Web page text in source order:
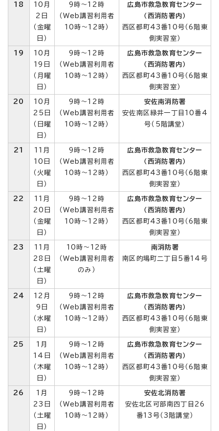
18
10月
2日
（金曜
日）
9時～12時
（Web講習利用者
10時～12時）
広島市救急教育センター
（西消防署内）
西区都町43番10号（6階東
側実習室）
19
10月
19日
（月曜
日）
9時～12時
（Web講習利用者
10時～12時）
広島市救急教育センター
（西消防署内）
西区都町43番10号（6階東
側実習室）
20
10月
25日
（日曜
日）
9時～12時
（Web講習利用者
10時～12時）
安佐南消防署
安佐南区緑井一丁目10番4
号（5階講堂）
21
11月
10日
（火曜
日）
9時～12時
（Web講習利用者
10時～12時）
広島市救急教育センター
（西消防署内）
西区都町43番10号（6階東
側実習室）
22
11月
20日
（金曜
日）
9時～12時
（Web講習利用者
10時～12時）
広島市救急教育センター
（西消防署内）
西区都町43番10号（6階東
側実習室）
23
11月
28日
（土曜
日）
10時～12時
（Web講習利用者
のみ）
南消防署
南区的場町二丁目5番14号
24
12月
9日
（水曜
日）
9時～12時
（Web講習利用者
10時～12時）
広島市救急教育センター
（西消防署内）
西区都町43番10号（6階東
側実習室）
25
1月
14日
（木曜
日）
9時～12時
（Web講習利用者
10時～12時）
広島市救急教育センター
（西消防署内）
西区都町43番10号（6階東
側実習室）
26
1月
23日
（土曜
日）
9時～12時
（Web講習利用者
10時～12時）
安佐北消防署
安佐北区可部南四丁目26
番13号（3階講堂）